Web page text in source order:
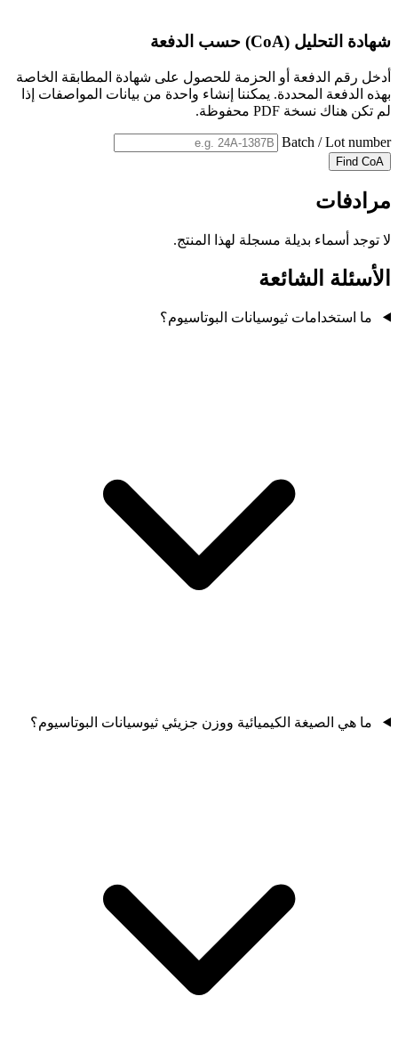
شهادة التحليل (CoA) حسب الدفعة
أدخل رقم الدفعة أو الحزمة للحصول على شهادة المطابقة الخاصة
بهذه الدفعة المحددة. يمكننا إنشاء واحدة من بيانات المواصفات إذا
لم تكن هناك نسخة PDF محفوظة.
Batch / Lot number
Find CoA
مرادفات
لا توجد أسماء بديلة مسجلة لهذا المنتج.
الأسئلة الشائعة
ما استخدامات ثيوسيانات البوتاسيوم؟
ما هي الصيغة الكيميائية ووزن جزيئي ثيوسيانات البوتاسيوم؟